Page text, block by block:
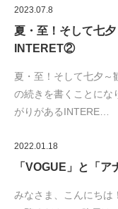
2023.07.8
夏・至！そして七
INTERET②
夏・至！そして七夕
の続きを書くことにな
がりがあるINTERE…
2022.01.18
「VOGUE」と「
みなさま、こんにち